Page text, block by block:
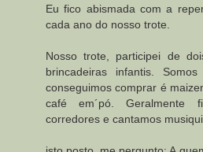
Eu fico abismada com a
cada ano do nosso trote.
Nosso trote, participei de
brincadeiras infantis.
conseguimos comprar é
café em´pó. Geralmente
corredores e cantamos